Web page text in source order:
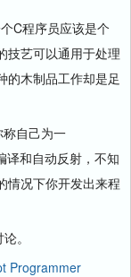
C程序员应该是个
技艺可以通用于处理
的木制品工作却是足
自己为一
译和自动反射，不知
情况下你开发出来程
。
Programmer